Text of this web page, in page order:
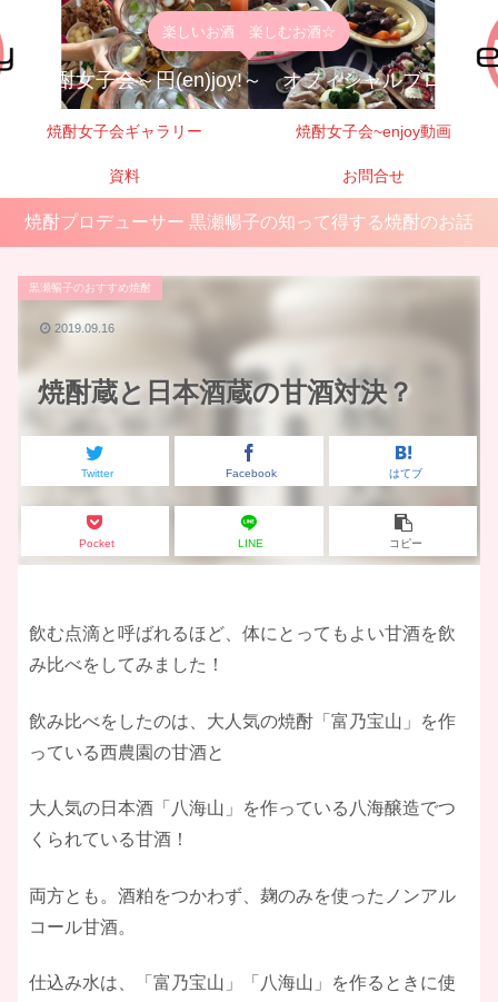
楽しいお酒 楽しむお酒☆
焼酎女子会～円(en)joy!～ オフィシャルブログ
焼酎女子会ギャラリー 焼酎女子会~enjoy動画
資料 お問合せ
焼酎プロデューサー 黒瀬暢子の知って得する焼酎のお話
焼酎蔵と日本酒蔵の甘酒対決？
黒瀬暢子のおすすめ焼酎
Twitter Facebook はてブ
Pocket LINE コピー
2019.09.16
飲む点滴と呼ばれるほど、体にとってもよい甘酒を飲
み比べをしてみました！
飲み比べをしたのは、大人気の焼酎「富乃宝山」を作
っている西農園の甘酒と
大人気の日本酒「八海山」を作っている八海醸造でつ
くられている甘酒！
両方とも。酒粕をつかわず、麹のみを使ったノンアル
コール甘酒。
仕込み水は、「富乃宝山」「八海山」を作るときに使